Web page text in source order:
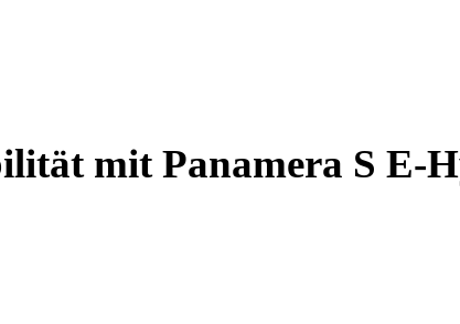
mit Panamera S E-